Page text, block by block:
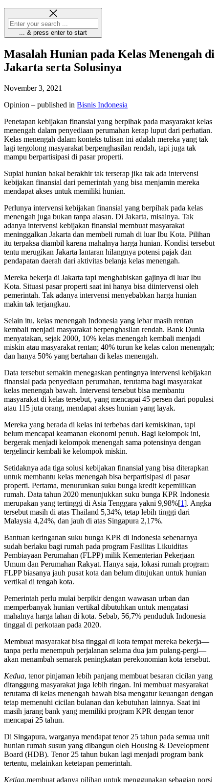
... & press enter to start
Masalah Hunian pada Kelas Menengah di
Jakarta serta Solusinya
November 3, 2021
Opinion – published in Bisnis Indonesia
Penetapan kebijakan finansial yang berpihak pada masyarakat kelas
menengah dalam penyediaan perumahan kerap luput dari perhatian.
Kelas menengah dalam konteks tulisan ini adalah mereka yang tak
lagi tergolong masyarakat berpenghasilan rendah, tapi juga tak
mampu berpartisipasi di pasar properti.
Suplai hunian bakal berakhir tak terserap jika tak ada intervensi
kebijakan finansial dari pemerintah yang bisa menjamin mereka
mendapat akses untuk memiliki hunian.
Perlunya intervensi kebijakan finansial yang berpihak pada kelas
menengah juga bukan tanpa alasan. Di Jakarta, misalnya. Tak
adanya intervensi kebijakan finansial membuat masyarakat
meninggalkan Jakarta dan membeli rumah di luar Ibu Kota. Pilihan
itu terpaksa diambil karena mahalnya harga hunian. Kondisi tersebut
tentu merugikan Jakarta lantaran hilangnya potensi pajak dan
pendapatan daerah dari aktivitas belanja kelas menengah.
Mereka bekerja di Jakarta tapi menghabiskan gajinya di luar Ibu
Kota. Situasi pasar properti saat ini hanya bisa diintervensi oleh
pemerintah. Tak adanya intervensi menyebabkan harga hunian
makin tak terjangkau.
Selain itu, kelas menengah Indonesia yang lebar masih rentan
kembali menjadi masyarakat berpenghasilan rendah. Bank Dunia
menyatakan, sejak 2000, 10% kelas menengah kembali menjadi
miskin atau masyarakat rentan; 40% turun ke kelas calon menengah;
dan hanya 50% yang bertahan di kelas menengah.
Data tersebut semakin menegaskan pentingnya intervensi kebijakan
finansial pada penyediaan perumahan, terutama bagi masyarakat
kelas menengah bawah. Intervensi tersebut bisa membantu
masyarakat di kelas tersebut, yang mencapai 45 persen dari populasi
atau 115 juta orang, mendapat akses hunian yang layak.
Mereka yang berada di kelas ini terbebas dari kemiskinan, tapi
belum mencapai keamanan ekonomi penuh. Bagi kelompok ini,
bergerak menjadi kelompok menengah sama potensinya dengan
tergelincir kembali ke kelompok miskin.
Setidaknya ada tiga solusi kebijakan finansial yang bisa diterapkan
untuk membantu kelas menengah bisa berpartisipasi di pasar
properti. Pertama, menurunkan suku bunga kredit kepemilikan
rumah. Data tahun 2020 menunjukkan suku bunga KPR Indonesia
merupakan yang tertinggi di Asia Tenggara yakni 9,98%[1]. Angka
tersebut masih di atas Thailand 5,34%, tetap lebih tinggi dari
Malaysia 4,24%, dan jauh di atas Singapura 2,17%.
Bantuan keringanan suku bunga KPR di Indonesia sebenarnya
sudah berlaku bagi rumah pada program Fasilitas Likuiditas
Pembiayaan Perumahan (FLPP) milik Kementerian Pekerjaan
Umum dan Perumahan Rakyat. Hanya saja, lokasi rumah program
FLPP biasanya jauh pusat kota dan belum ditujukan untuk hunian
vertikal di tengah kota.
Pemerintah perlu mulai berpikir dengan wawasan urban dan
memperbanyak hunian vertikal dibutuhkan untuk mengatasi
mahalnya harga lahan di kota. Sebab, 56,7% penduduk Indonesia
tinggal di perkotaan pada 2020.
Membuat masyarakat bisa tinggal di kota tempat mereka bekerja—
tanpa perlu menempuh perjalanan selama dua jam pulang-pergi—
akan menambah semarak peningkatan perekonomian kota tersebut.
Kedua, tenor pinjaman lebih panjang membuat besaran cicilan yang
ditanggung masyarakat juga lebih ringan. Ini membuat masyarakat
terutama di kelas menengah bawah bisa mengatur keuangan dengan
tetap memenuhi cicilan bulanan dan kebutuhan lainnya. Saat ini
masih jarang bank yang memiliki program KPR dengan tenor
mencapai 25 tahun.
Di Singapura, warganya mendapat tenor 25 tahun pada semua unit
hunian rumah susun yang dibangun oleh Housing & Development
Board (HDB). Tenor 25 tahun bukan lagi menjadi program bank
tertentu, melainkan ketetapan pemerintah.
Ketiga,membuat adanya pilihan untuk menggunakan sebagian porsi